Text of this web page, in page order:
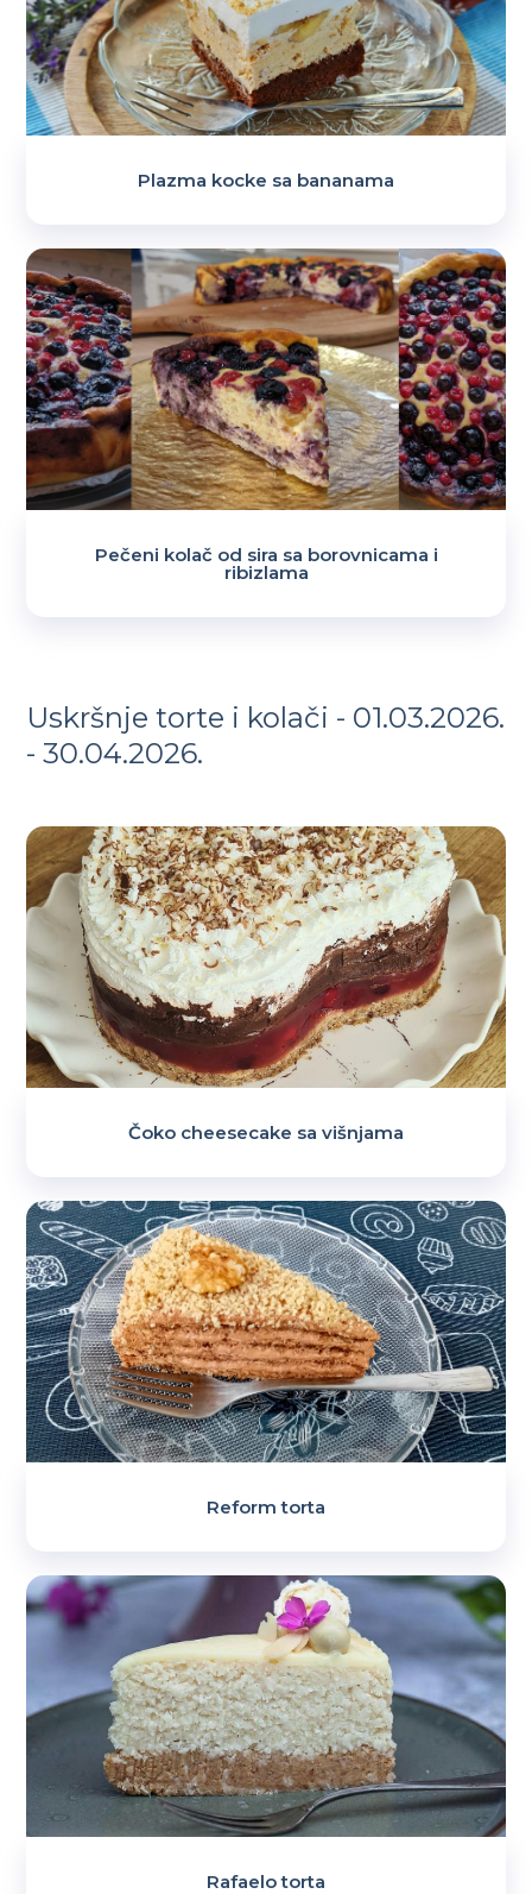
Plazma kocke sa bananama
Pečeni kolač od sira sa borovnicama i
ribizlama
Uskršnje torte i kolači - 01.03.2026.
- 30.04.2026.
Čoko cheesecake sa višnjama
Reform torta
Rafaelo torta